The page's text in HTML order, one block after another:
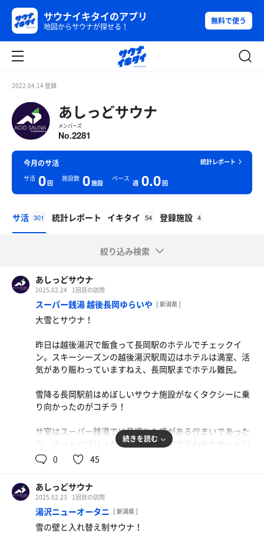
サウナイキタイのアプリ
地図からサウナが探せる！
無料で使う
2022.04.14 登録
あしっどサウナ
メンバーズ
No.2281
統計レポート
今月のサ活
サ活 0回
施設数 0施設
ペース
週 0.0回
サ活 301 統計レポート イキタイ 54 登録施設 4
絞り込み検索
あしっどサウナ
2025.02.24 1回目の訪問
スーパー銭湯 越後長岡ゆらいや [ 新潟県 ]
大雪とサウナ！
昨日は越後湯沢で飯食って長岡駅のホテルでチェックイ
ン。スキーシーズンの越後湯沢駅周辺はホテルは満室、活
気があり賑わっていますねえ、長岡駅までホテル難民。
雪降る長岡駅前はめぼしいサウナ施設がなくタクシーに乗
り向かったのがコチラ！
サ室はスーパー銭湯では見慣れた感がある佇まいであった
が、オートロウリュがあるのがナイスです👍またオートロ
ウリュの水の噴出が終わったと思ったらすぐに再噴出。お
かわりオートロウリュウは初めての経験（熱圧感じすごく
良かったです😊）
外気浴は降り落ちる雪を眺めながらととのい椅子でしばし
休憩。
続きを読む
0 45
あしっどサウナ
2025.02.23 1回目の訪問
湯沢ニューオータニ [ 新潟県 ]
雪の壁と入れ替え制サウナ！